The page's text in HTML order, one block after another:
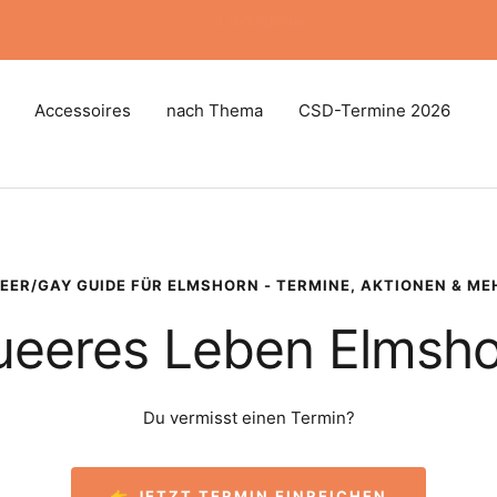
Accessoires nach Thema
CSD-Termine 2026
GAY GUIDE FÜR ELMSHORN - TERMINE, AKTIONEN &
Leben
Du vermisst einen Termin?